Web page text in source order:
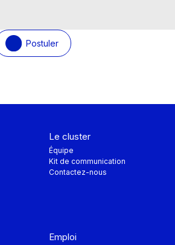
Postuler
Le cluster
Équipe
Kit de communication
Contactez-nous
Emploi